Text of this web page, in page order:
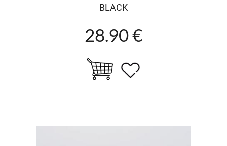
BLACK
28.90 €